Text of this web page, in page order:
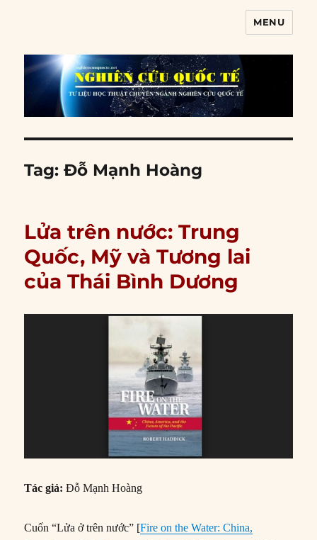
MENU
Tag:Đỗ Mạnh Hoàng
Lửa trên nước: Trung
Quốc, Mỹ và Tương lai
của Thái Bình Dương
Tác giả:Đỗ Mạnh Hoàng
Cuốn “Lửa ở trên nước” [Fire on the Water: China,